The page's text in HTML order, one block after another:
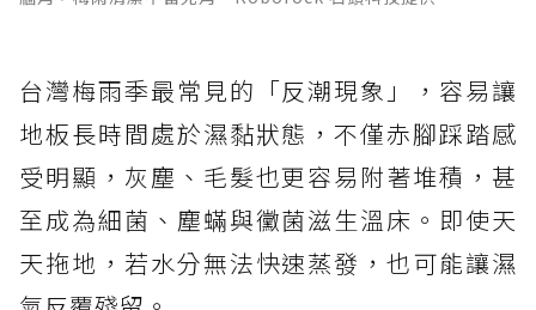
台灣梅雨季最常見的「反潮現象」，容易讓
地板長時間處於濕黏狀態，不僅赤腳踩踏感
受明顯，灰塵、毛髮也更容易附著堆積，甚
至成為細菌、塵蟎與黴菌滋生溫床。即使天
天拖地，若水分無法快速蒸發，也可能讓濕